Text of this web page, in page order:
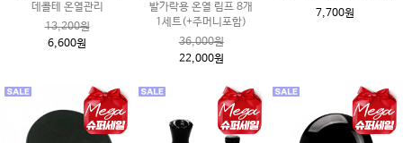
데콜테 온열관리
13,200원
6,600원
발가락용 온열 림프 8개
1세트(+주머니포함)
36,000원
22,000원
7,700원